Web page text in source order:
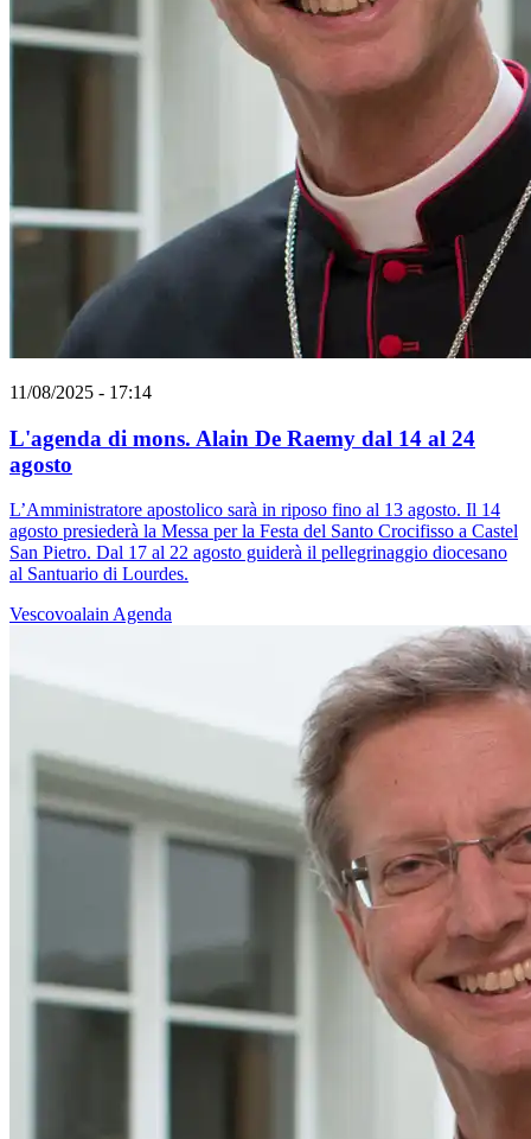
11/08/2025 - 17:14
L'agenda di mons. Alain De Raemy dal 14 al 24
agosto
L’Amministratore apostolico sarà in riposo fino al 13 agosto. Il 14
agosto presiederà la Messa per la Festa del Santo Crocifisso a Castel
San Pietro. Dal 17 al 22 agosto guiderà il pellegrinaggio diocesano
al Santuario di Lourdes.
Vescovoalain Agenda